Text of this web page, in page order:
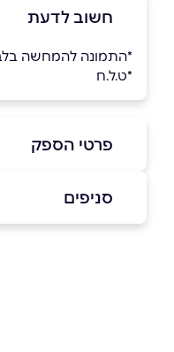
חשוב לדעת
*התמונה להמחשה
*ט.ל.ח
פרטי הספק
סניפים